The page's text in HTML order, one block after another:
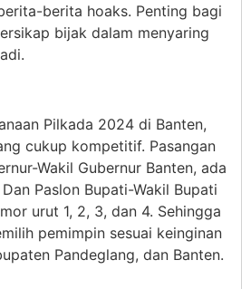
berita hoaks. Penting bagi
bijak dalam menyaring
Pilkada 2024 di Banten,
cukup kompetitif. Pasangan
Wakil Gubernur Banten, ada
Paslon Bupati-Wakil Bupati
urut 1, 2, 3, dan 4. Sehingga
pemimpin sesuai keinginan
Pandeglang, dan Banten.